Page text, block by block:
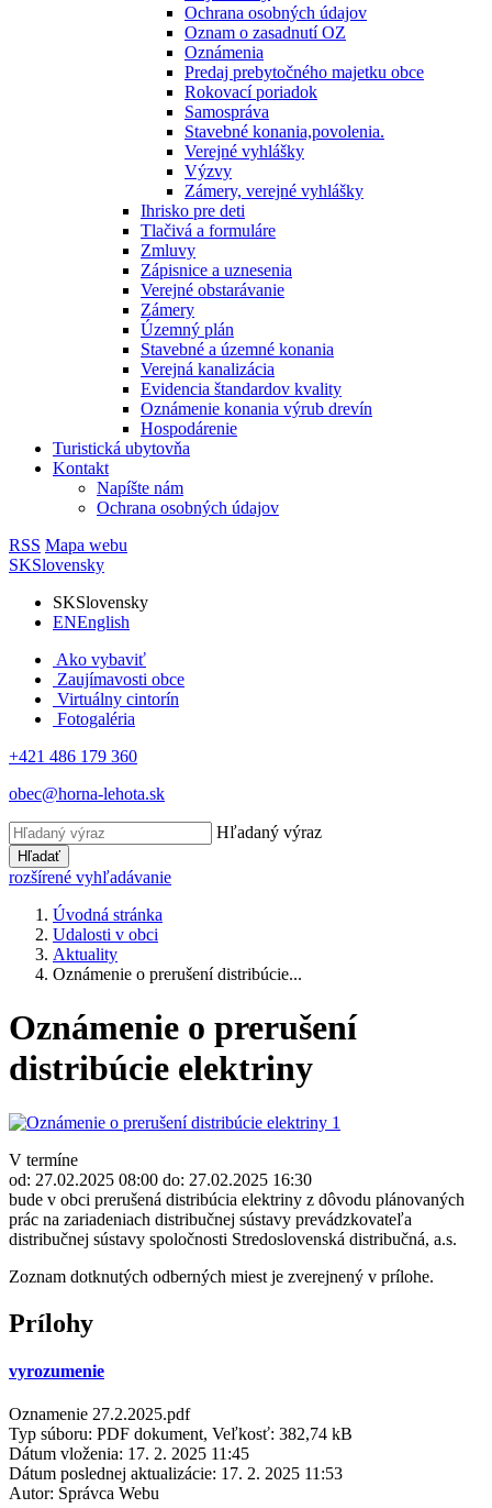
Ochrana osobných údajov
Oznam o zasadnutí OZ
Oznámenia
Predaj prebytočného majetku obce
Rokovací poriadok
Samospráva
Stavebné konania,povolenia.
Verejné vyhlášky
Výzvy
Zámery, verejné vyhlášky
Ihrisko pre deti
Tlačivá a formuláre
Zmluvy
Zápisnice a uznesenia
Verejné obstarávanie
Zámery
Územný plán
Stavebné a územné konania
Verejná kanalizácia
Evidencia štandardov kvality
Oznámenie konania výrub drevín
Hospodárenie
Turistická ubytovňa
Kontakt
Napíšte nám
Ochrana osobných údajov
RSS Mapa webu
SKSlovensky
SKSlovensky
ENEnglish
Ako vybaviť
Zaujímavosti obce
Virtuálny cintorín
Fotogaléria
+421 486 179 360
obec@horna-lehota.sk
Hľadaný výraz
Hľadať
rozšírené vyhľadávanie
Úvodná stránka
Udalosti v obci
Aktuality
Oznámenie o prerušení distribúcie...
Oznámenie o prerušení
distribúcie elektriny
V termíne
od: 27.02.2025 08:00 do: 27.02.2025 16:30
bude v obci prerušená distribúcia elektriny z dôvodu plánovaných
prác na zariadeniach distribučnej sústavy prevádzkovateľa
distribučnej sústavy spoločnosti Stredoslovenská distribučná, a.s.
Zoznam dotknutých odberných miest je zverejnený v prílohe.
Prílohy
vyrozumenie
Oznamenie 27.2.2025.pdf
Typ súboru: PDF dokument, Veľkosť: 382,74 kB
Dátum vloženia: 17. 2. 2025 11:45
Dátum poslednej aktualizácie: 17. 2. 2025 11:53
Autor: Správca Webu